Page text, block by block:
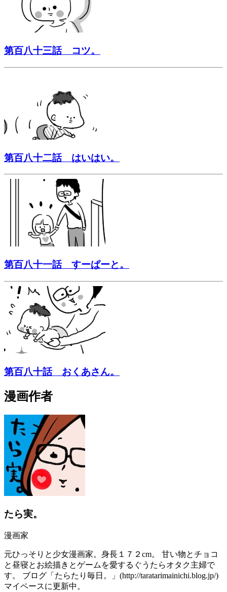
第百八十三話 コツ。
第百八十二話 はいはい。
第百八十一話 すーぱーと。
第百八十話 おくあさん。
漫画作者
たら実。
漫画家
元ひっそりと少女漫画家。身長１７２cm。 甘い物とチョコ
と昼寝とお絵描きとゲームを愛するぐうたらオタク主婦で
す。 ブログ「たらたり毎日。」(http://taratarimainichi.blog.jp/)
マイペースに更新中。